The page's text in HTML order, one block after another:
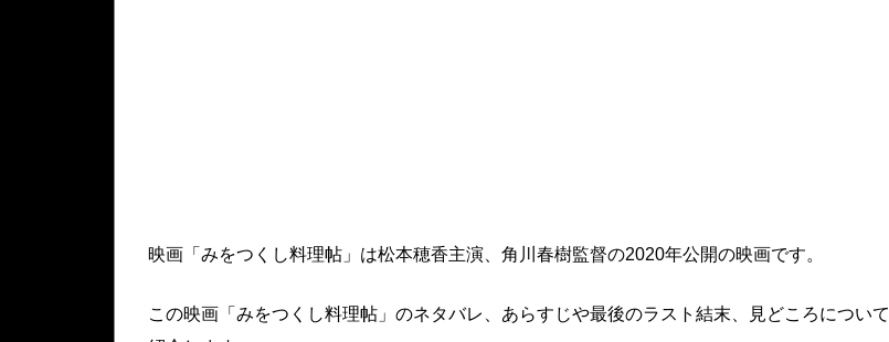
映画「みをつくし料理帖」は松本穂香主演、角川春樹監督の2020年公開の映画です。
この映画「みをつくし料理帖」のネタバレ、あらすじや最後のラスト結末、見どころについて